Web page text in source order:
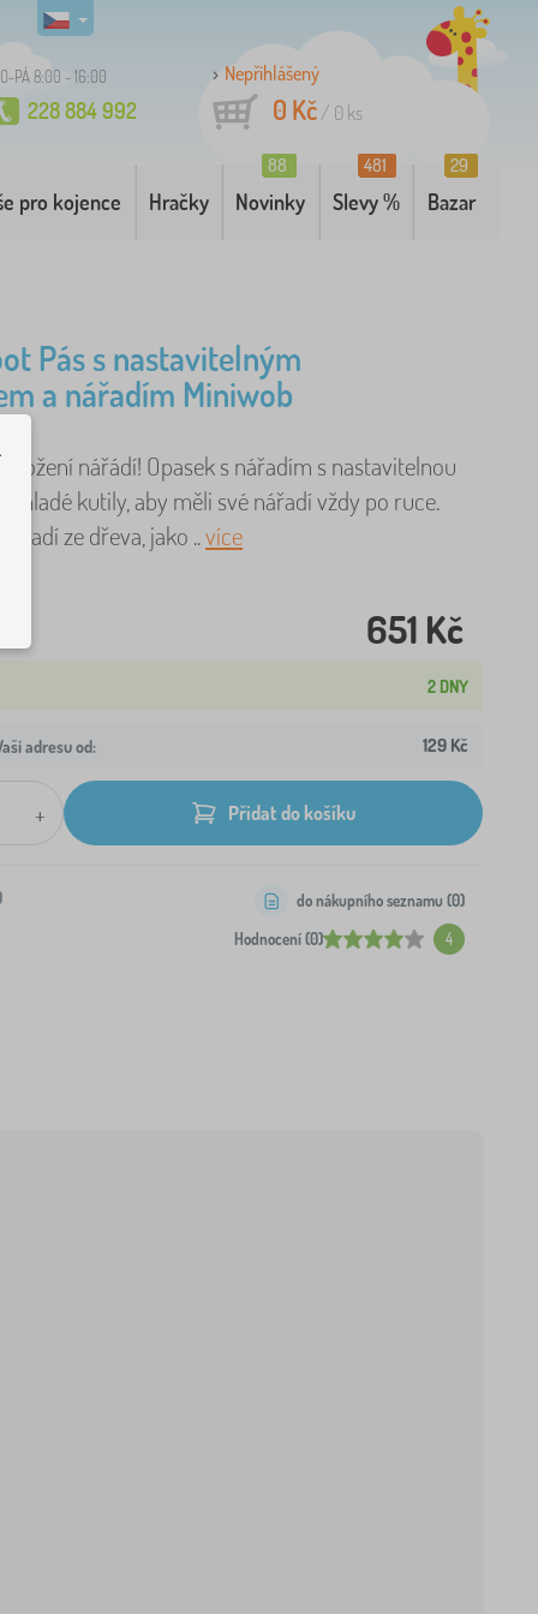
PÁ 8:00 - 16:00
228 884 992
Nepřihlášený
0 Kč/ 0 ks
pro kojence Hračky Novinky
88
Slevy %
481
Bazar
29
Pás s nastavitelným
a nářadím Miniwob
uložení nářádí! Opasek s nářadím s nastavitelnou
mladé kutily, aby měli své nářadí vždy po ruce.
ze dřeva, jako ..více
651 Kč
2 DNY
adresu od: 129 Kč
+ Přidat do košíku
Hodnocení (0) 4
do nákupního seznamu (0)